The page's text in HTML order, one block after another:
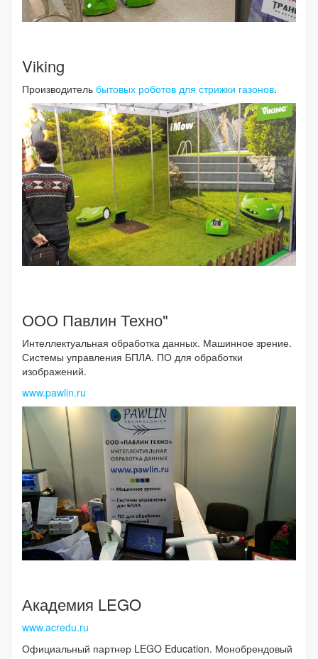
Viking
Производитель бытовых роботов для стрижки газонов.
ООО Павлин Техно"
Интеллектуальная обработка данных. Машинное зрение.
Системы управления БПЛА. ПО для обработки
изображений.
www.pawlin.ru
Академия LEGO
www.acredu.ru
Официальный партнер LEGO Education. Монобрендовый